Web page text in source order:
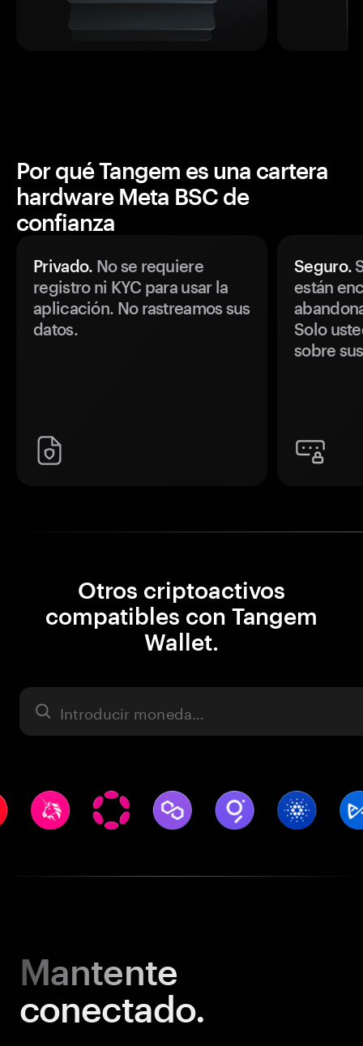
Por qué Tangem es una cartera
hardware Meta BSC de
confianza
Privado. No se requiere
registro ni KYC para usar la
aplicación. No rastreamos sus
datos.
Seguro.
están
Solo
sobre
Otros criptoactivos
compatibles con Tangem
Wallet.
Activo
Mantente
conectado.